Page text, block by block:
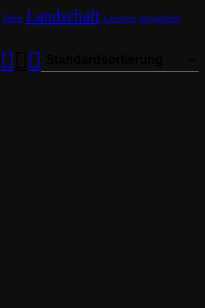
Hütte Landschaft Landwirt Megalithen